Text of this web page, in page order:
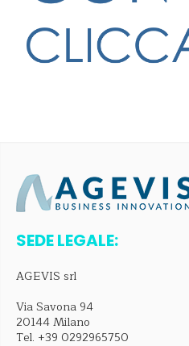
SEDE LEGALE:
AGEVIS srl
Via Savona 94
20144 Milano
Tel. +39 0292965750